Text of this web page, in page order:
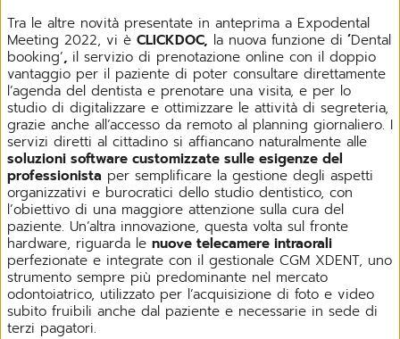
Tra le altre novità presentate in anteprima a Expodental
Meeting 2022, vi è CLICKDOC, la nuova funzione di ‘Dental
booking’, il servizio di prenotazione online con il doppio
vantaggio per il paziente di poter consultare direttamente
l’agenda del dentista e prenotare una visita, e per lo
studio di digitalizzare e ottimizzare le attività di segreteria,
grazie anche all’accesso da remoto al planning giornaliero. I
servizi diretti al cittadino si affiancano naturalmente alle
soluzioni software customizzate sulle esigenze del
professionista per semplificare la gestione degli aspetti
organizzativi e burocratici dello studio dentistico, con
l’obiettivo di una maggiore attenzione sulla cura del
paziente. Un’altra innovazione, questa volta sul fronte
hardware, riguarda le nuove telecamere intraorali
perfezionate e integrate con il gestionale CGM XDENT, uno
strumento sempre più predominante nel mercato
odontoiatrico, utilizzato per l’acquisizione di foto e video
subito fruibili anche dal paziente e necessarie in sede di
terzi pagatori.